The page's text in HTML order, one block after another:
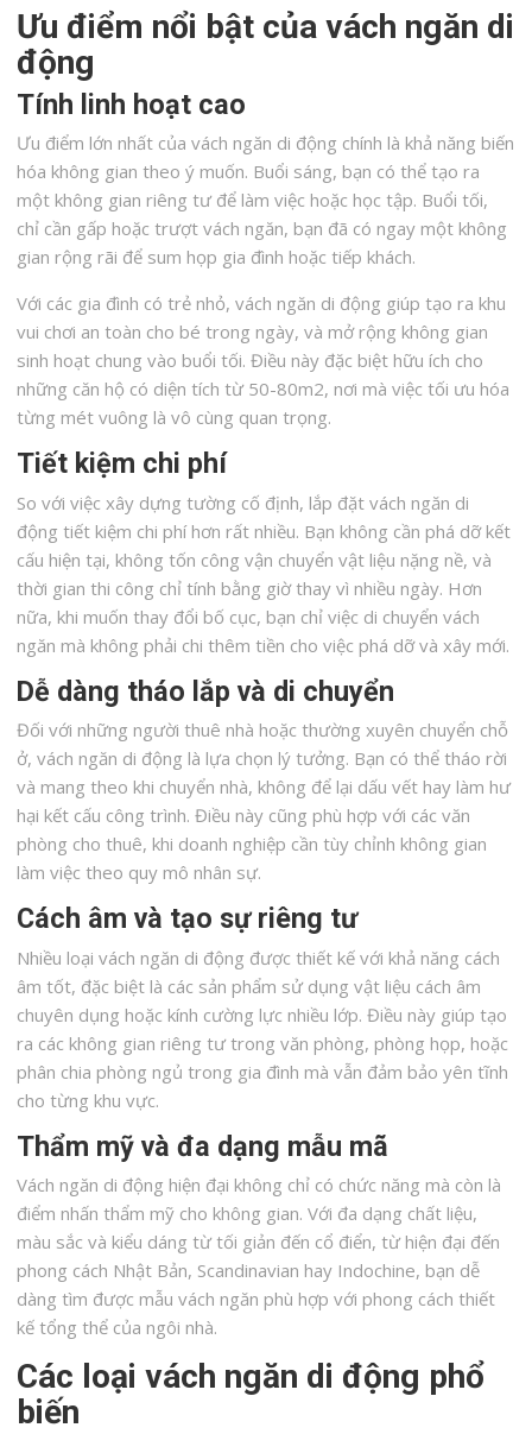
Ưu điểm nổi bật của vách ngăn di
động
Tính linh hoạt cao
Ưu điểm lớn nhất của vách ngăn di động chính là khả năng biến
hóa không gian theo ý muốn. Buổi sáng, bạn có thể tạo ra
một không gian riêng tư để làm việc hoặc học tập. Buổi tối,
chỉ cần gấp hoặc trượt vách ngăn, bạn đã có ngay một không
gian rộng rãi để sum họp gia đình hoặc tiếp khách.
Với các gia đình có trẻ nhỏ, vách ngăn di động giúp tạo ra khu
vui chơi an toàn cho bé trong ngày, và mở rộng không gian
sinh hoạt chung vào buổi tối. Điều này đặc biệt hữu ích cho
những căn hộ có diện tích từ 50-80m2, nơi mà việc tối ưu hóa
từng mét vuông là vô cùng quan trọng.
Tiết kiệm chi phí
So với việc xây dựng tường cố định, lắp đặt vách ngăn di
động tiết kiệm chi phí hơn rất nhiều. Bạn không cần phá dỡ kết
cấu hiện tại, không tốn công vận chuyển vật liệu nặng nề, và
thời gian thi công chỉ tính bằng giờ thay vì nhiều ngày. Hơn
nữa, khi muốn thay đổi bố cục, bạn chỉ việc di chuyển vách
ngăn mà không phải chi thêm tiền cho việc phá dỡ và xây mới.
Dễ dàng tháo lắp và di chuyển
Đối với những người thuê nhà hoặc thường xuyên chuyển chỗ
ở, vách ngăn di động là lựa chọn lý tưởng. Bạn có thể tháo rời
và mang theo khi chuyển nhà, không để lại dấu vết hay làm hư
hại kết cấu công trình. Điều này cũng phù hợp với các văn
phòng cho thuê, khi doanh nghiệp cần tùy chỉnh không gian
làm việc theo quy mô nhân sự.
Cách âm và tạo sự riêng tư
Nhiều loại vách ngăn di động được thiết kế với khả năng cách
âm tốt, đặc biệt là các sản phẩm sử dụng vật liệu cách âm
chuyên dụng hoặc kính cường lực nhiều lớp. Điều này giúp tạo
ra các không gian riêng tư trong văn phòng, phòng họp, hoặc
phân chia phòng ngủ trong gia đình mà vẫn đảm bảo yên tĩnh
cho từng khu vực.
Thẩm mỹ và đa dạng mẫu mã
Vách ngăn di động hiện đại không chỉ có chức năng mà còn là
điểm nhấn thẩm mỹ cho không gian. Với đa dạng chất liệu,
màu sắc và kiểu dáng từ tối giản đến cổ điển, từ hiện đại đến
phong cách Nhật Bản, Scandinavian hay Indochine, bạn dễ
dàng tìm được mẫu vách ngăn phù hợp với phong cách thiết
kế tổng thể của ngôi nhà.
Các loại vách ngăn di động phổ
biến